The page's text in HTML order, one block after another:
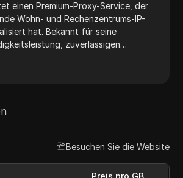
einen Premium-Proxy-Service, der
Wohn- und Rechenzentrums-IP-
hat. Bekannt für seine
zuverlässigen
umfangreiche globale Reichweite,
zur Verbesserung der Online-
die sowohl für persönliche als
Anwendungen konzipiert sind.
Besuchen Sie die Website
Preis pro GB